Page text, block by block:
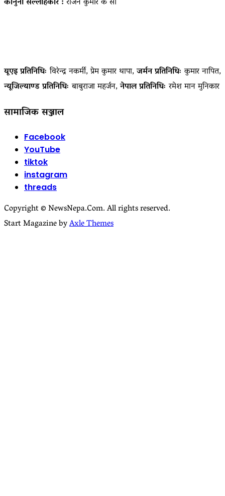
यूएइ प्रतिनिधिः विरेन्द्र नकर्मी, प्रेम कुमार थापा,जर्मन प्रतिनिधिः कुमार नापित,
न्यूजिल्याण्ड प्रतिनिधिः बाबुराजा महर्जन,नेपाल प्रतिनिधिः रमेश मान मुनिकार
सामाजिक सञ्जाल
Facebook
YouTube
tiktok
instagram
threads
Copyright © NewsNepa.Com. All rights reserved.
Start Magazine byAxle Themes